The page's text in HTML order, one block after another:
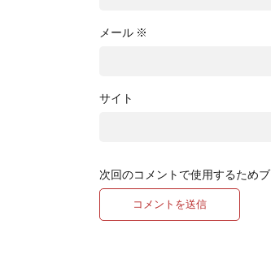
メール ※
サイト
次回のコメントで使用するため